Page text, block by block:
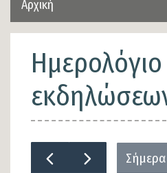
Αρχική
Ημερολόγιο
Σήμερα